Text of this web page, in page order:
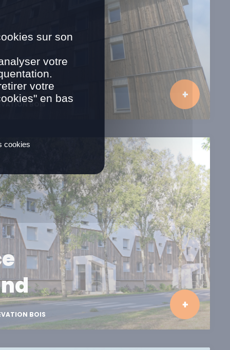
BOIS
BOIS
sur son
votre
votre
en bas
cookies